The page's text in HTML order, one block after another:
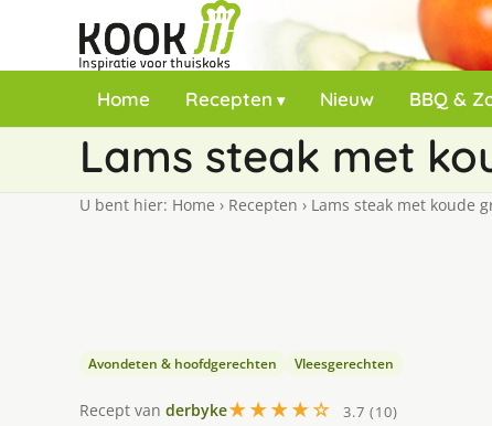
Home Recepten Nieuw BBQ &
Lams steak met
U bent hier: Home › Recepten › Lams steak met koude
Avondeten & hoofdgerechten Vleesgerechten
Recept van derbyke★★★★☆ 3.7 (10)